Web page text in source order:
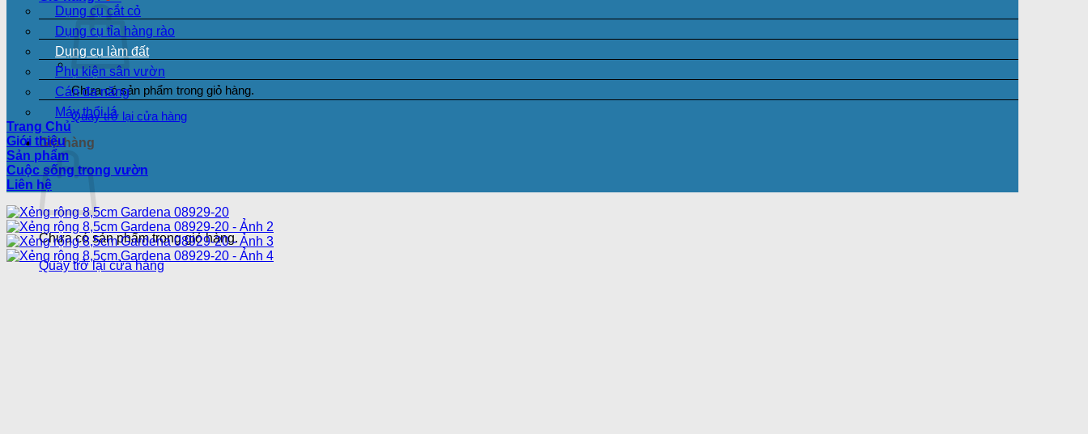
Chưa có sản phẩm trong giỏ hàng.
Quay trở lại cửa hàng
Giỏ hàng
Chưa có sản phẩm trong giỏ hàng.
Quay trở lại cửa hàng
Dụng cụ cắt cỏ
Dụng cụ tỉa hàng rào
Dụng cụ làm đất
Phụ kiện sân vườn
Cán đa năng
Máy thổi lá
Trang Chủ
Giới thiệu
Sản phẩm
Cuộc sống trong vườn
Liên hệ